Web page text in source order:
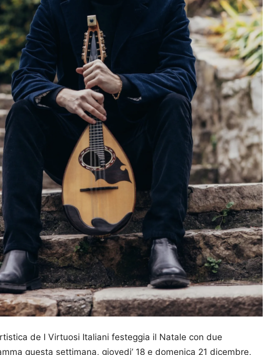
de I Virtuosi Italiani festeggia il Natale con due
questa settimana, giovedi’ 18 e domenica 21 dicembre,